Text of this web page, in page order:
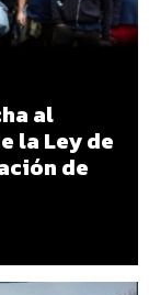
al
la Ley de
de